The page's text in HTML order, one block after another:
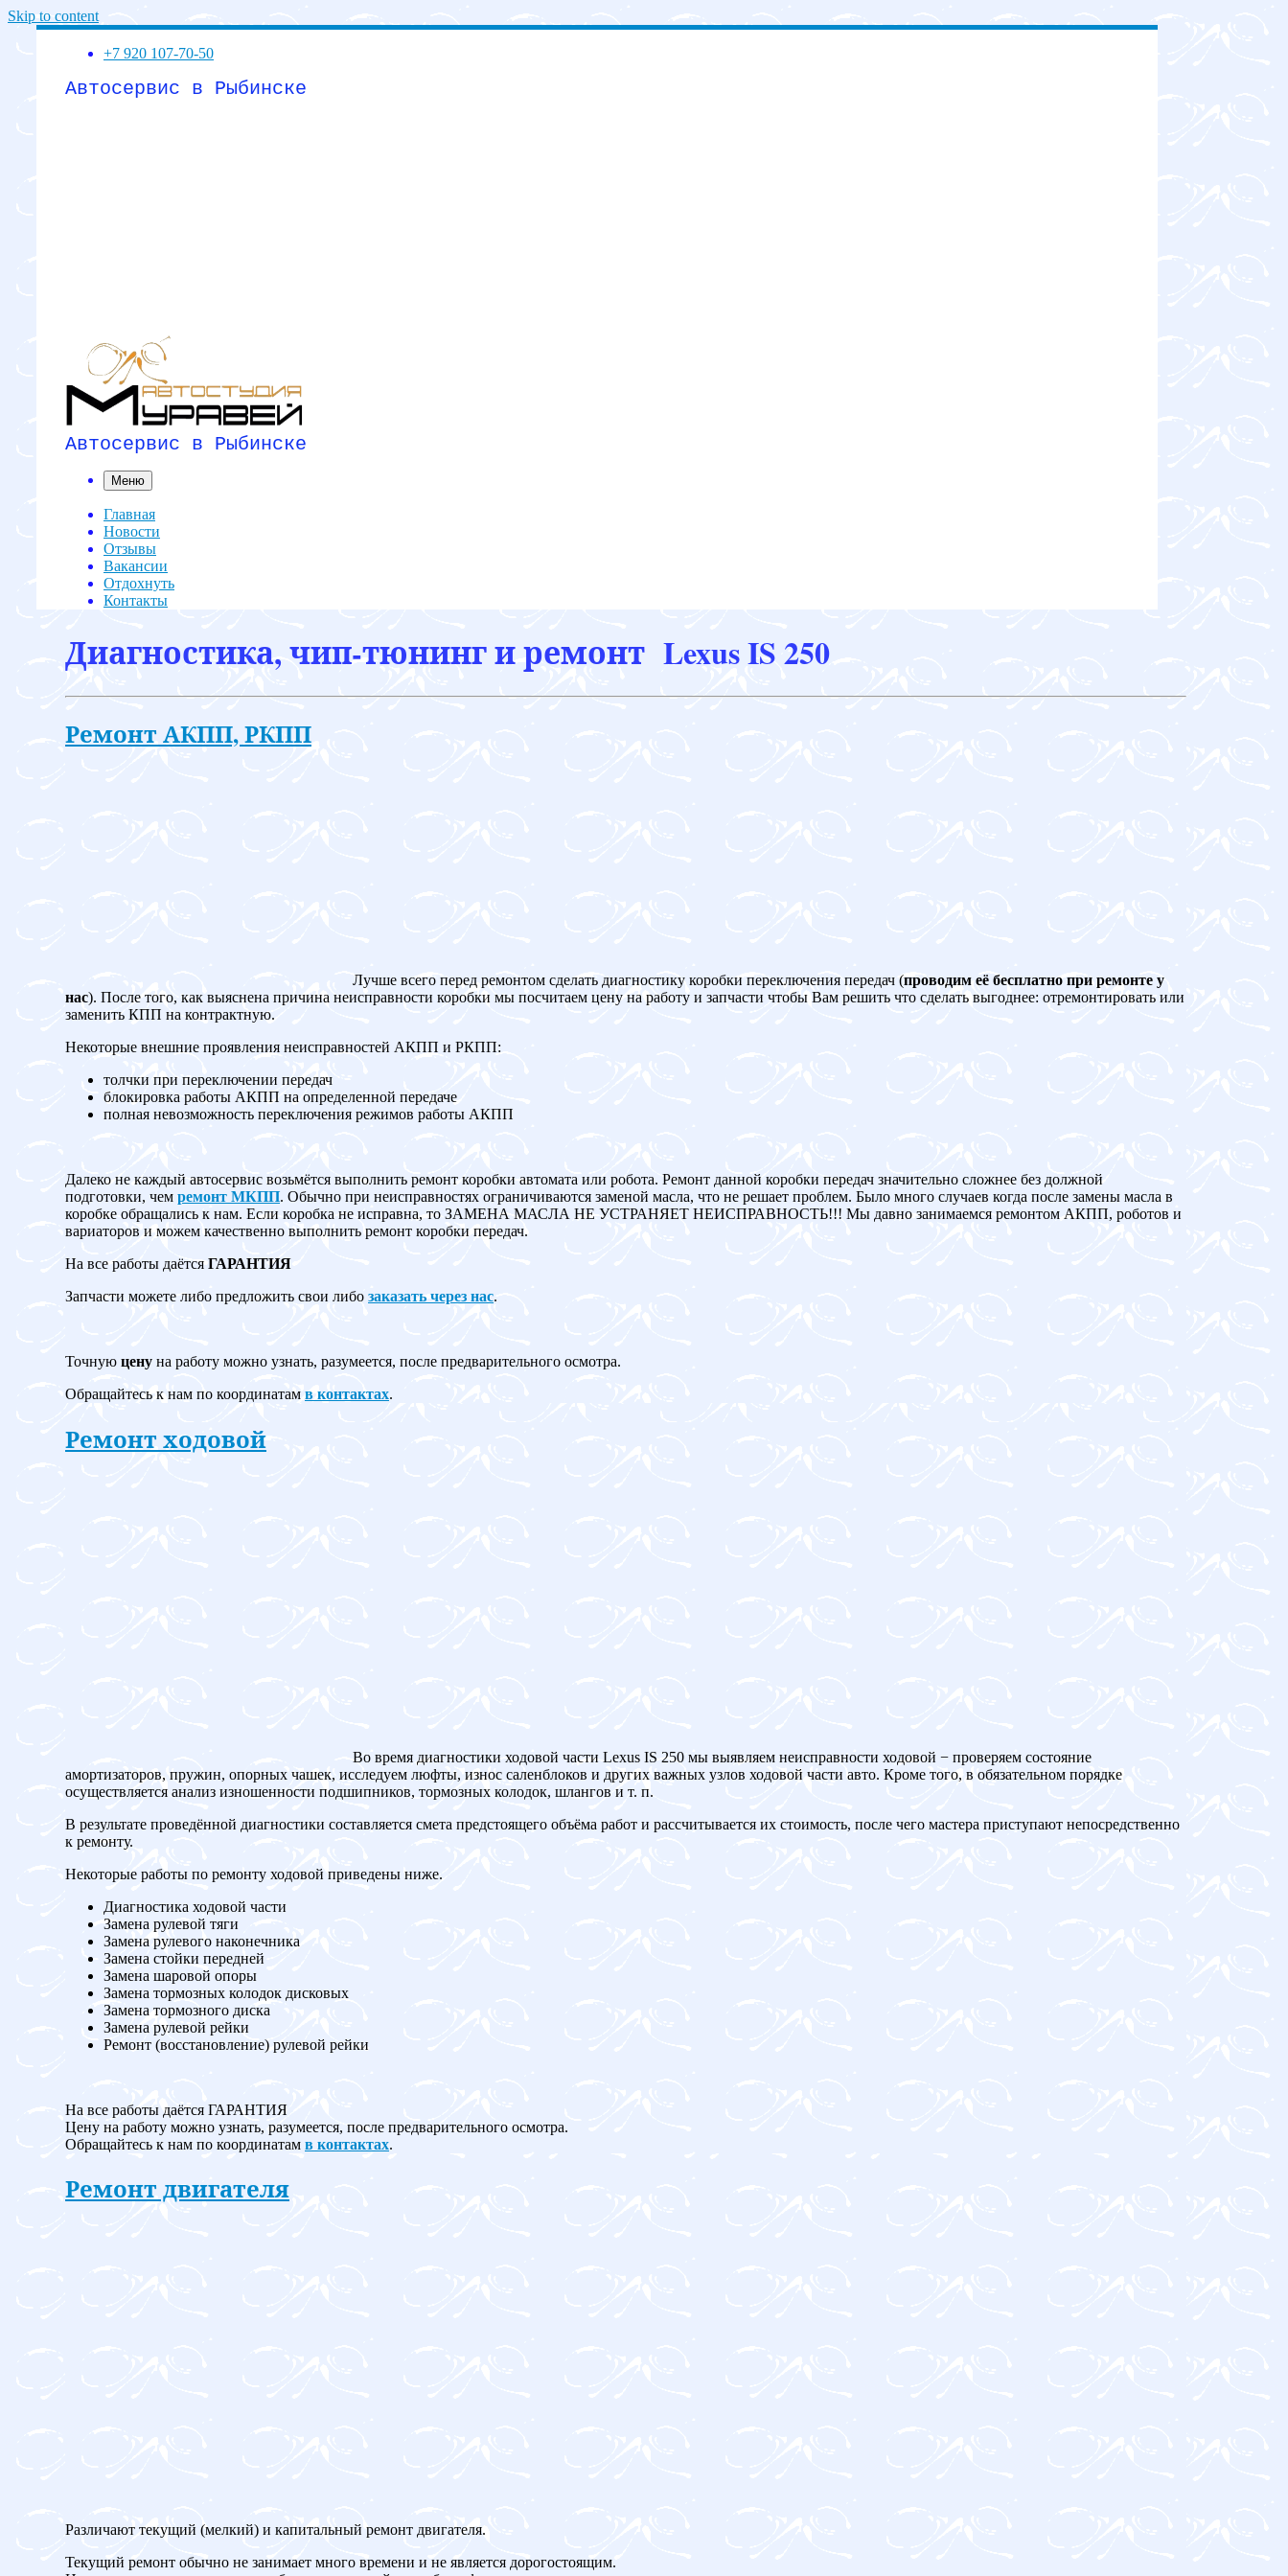
Skip to content
+7 920 107-70-50
Автосервис в Рыбинске
Автосервис в Рыбинске
Меню
Главная
Новости
Отзывы
Вакансии
Отдохнуть
Контакты
Диагностика, чип-тюнинг и ремонт Lexus IS 250
Ремонт АКПП, РКПП
Лучше всего перед ремонтом сделать диагностику коробки переключения передач (проводим её бесплатно при ремонте у
нас). После того, как выяснена причина неисправности коробки мы посчитаем цену на работу и запчасти чтобы Вам решить что сделать выгоднее: отремонтировать или
заменить КПП на контрактную.
Некоторые внешние проявления неисправностей АКПП и РКПП:
толчки при переключении передач
блокировка работы АКПП на определенной передаче
полная невозможность переключения режимов работы АКПП
Далеко не каждый автосервис возьмётся выполнить ремонт коробки автомата или робота. Ремонт данной коробки передач значительно сложнее без должной
подготовки, чем ремонт МКПП. Обычно при неисправностях ограничиваются заменой масла, что не решает проблем. Было много случаев когда после замены масла в
коробке обращались к нам. Если коробка не исправна, то ЗАМЕНА МАСЛА НЕ УСТРАНЯЕТ НЕИСПРАВНОСТЬ!!! Мы давно занимаемся ремонтом АКПП, роботов и
вариаторов и можем качественно выполнить ремонт коробки передач.
На все работы даётся ГАРАНТИЯ
Запчасти можете либо предложить свои либо заказать через нас.
Точную цену на работу можно узнать, разумеется, после предварительного осмотра.
Обращайтесь к нам по координатам в контактах.
Ремонт ходовой
Во время диагностики ходовой части Lexus IS 250 мы выявляем неисправности ходовой − проверяем состояние
амортизаторов, пружин, опорных чашек, исследуем люфты, износ саленблоков и других важных узлов ходовой части авто. Кроме того, в обязательном порядке
осуществляется анализ изношенности подшипников, тормозных колодок, шлангов и т. п.
В результате проведённой диагностики составляется смета предстоящего объёма работ и рассчитывается их стоимость, после чего мастера приступают непосредственно
к ремонту.
Некоторые работы по ремонту ходовой приведены ниже.
Диагностика ходовой части
Замена рулевой тяги
Замена рулевого наконечника
Замена стойки передней
Замена шаровой опоры
Замена тормозных колодок дисковых
Замена тормозного диска
Замена рулевой рейки
Ремонт (восстановление) рулевой рейки
На все работы даётся ГАРАНТИЯ
Цену на работу можно узнать, разумеется, после предварительного осмотра.
Обращайтесь к нам по координатам в контактах.
Ремонт двигателя
Различают текущий (мелкий) и капитальный ремонт двигателя.
Текущий ремонт обычно не занимает много времени и не является дорогостоящим.